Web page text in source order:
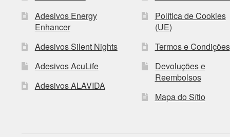
Adesivos Energy
Enhancer
Adesivos Silent Nights
Adesivos AcuLife
Adesivos ALAVIDA
Política de Cookies
(UE)
Termos e Condições
Devoluções e
Reembolsos
Mapa do Sítio